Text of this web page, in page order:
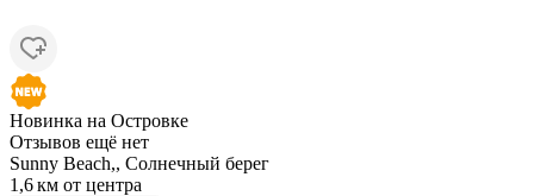
Новинка на Островке
Отзывов ещё нет
Sunny Beach,, Солнечный берег
1,6 км от центра